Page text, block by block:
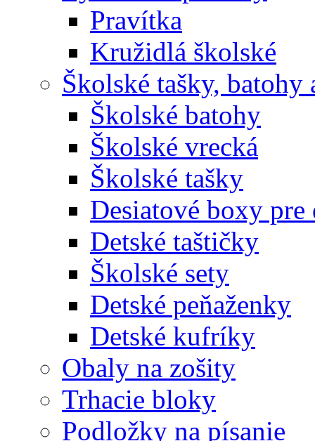
Pravítka
Kružidlá školské
Školské tašky, batohy
Školské batohy
Školské vrecká
Školské tašky
Desiatové boxy pre
Detské taštičky
Školské sety
Detské peňaženky
Detské kufríky
Obaly na zošity
Trhacie bloky
Podložky na písanie